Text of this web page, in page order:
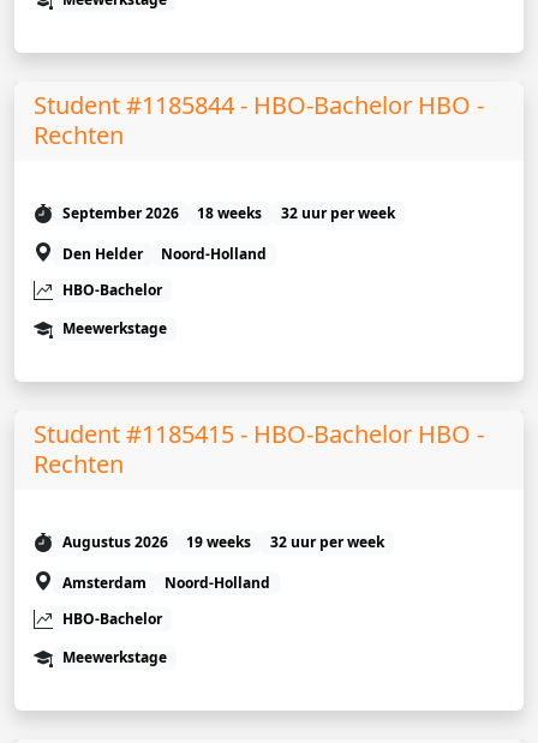
Student #1185844 - HBO-Bachelor HBO -
Rechten
September 2026 18 weeks
32 uur per week
Den Helder
Noord-Holland
HBO-Bachelor
Meewerkstage
Student #1185415 - HBO-Bachelor HBO -
Rechten
Augustus 2026 19 weeks
32 uur per week
Amsterdam
Noord-Holland
HBO-Bachelor
Meewerkstage